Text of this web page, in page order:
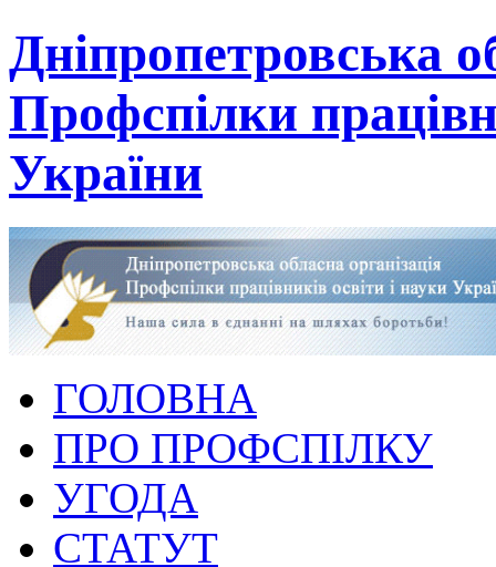
Дніпропетровська
Профспілки
України
ГОЛОВНА
ПРО ПРОФСПІЛКУ
УГОДА
СТАТУТ